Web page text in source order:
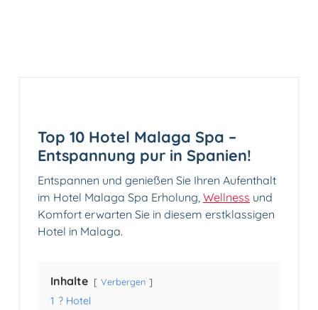
Top 10 Hotel Malaga Spa –
Entspannung pur in Spanien!
Entspannen und genießen Sie Ihren Aufenthalt
im Hotel Malaga Spa Erholung, Wellness und
Komfort erwarten Sie in diesem erstklassigen
Hotel in Malaga.
Inhalte Verbergen
1 ? Hotel